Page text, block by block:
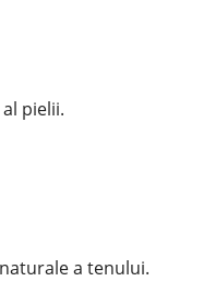
pielii.
a tenului.